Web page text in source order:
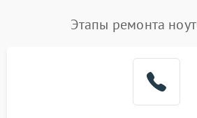
Этапы ремонта